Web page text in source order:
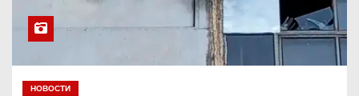
НОВОСТИ